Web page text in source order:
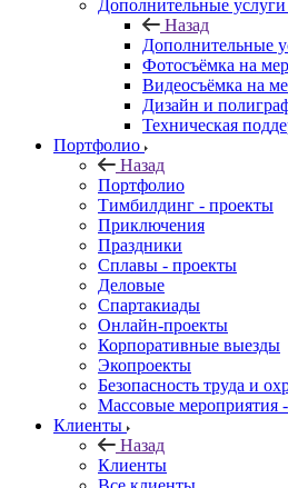
Дополнительные услуги
Назад
Дополнительные
Фотосъёмка на
Видеосъёмка на
Дизайн и
Техническая
Портфолио
Назад
Портфолио
Тимбилдинг - проекты
Приключения
Праздники
Сплавы - проекты
Деловые
Спартакиады
Онлайн-проекты
Корпоративные выезды
Экопроекты
Безопасность труда и
Массовые мероприятия
Клиенты
Назад
Клиенты